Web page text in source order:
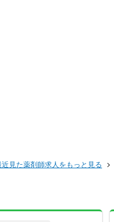
近見た薬剤師求人をもっと見る